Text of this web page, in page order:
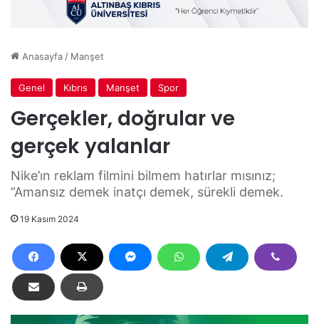
Anasayfa/ Manşet
Genel Kıbrıs Manşet Spor
Gerçekler, doğrular ve
gerçek yalanlar
Nike’ın reklam filmini bilmem hatırlar mısınız;
“Amansız demek inatçı demek, sürekli demek.
19 Kasım 2024